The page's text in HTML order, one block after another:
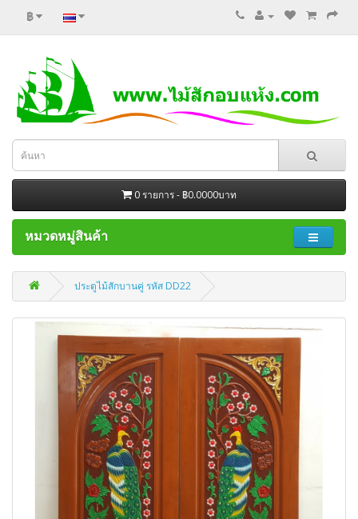
฿
0 รายการ - ฿0.0000บาท
หมวดหมู่สินค้า
ประตูไม้สักบานคู่ รหัส DD22